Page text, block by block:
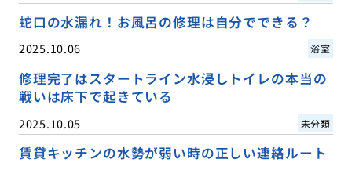
蛇口の水漏れ！お風呂の修理は自分でできる？
2025.10.06 浴室
修理完了はスタートライン水浸しトイレの本当の
戦いは床下で起きている
2025.10.05 未分類
賃貸キッチンの水勢が弱い時の正しい連絡ルート